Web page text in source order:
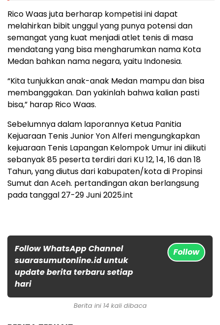
Rico Waas juta berharap kompetisi ini dapat
melahirkan bibit unggul yang punya potensi dan
semangat yang kuat menjadi atlet tenis di masa
mendatang yang bisa mengharumkan nama Kota
Medan bahkan nama negara, yaitu Indonesia.
“Kita tunjukkan anak-anak Medan mampu dan bisa
membanggakan. Dan yakinlah bahwa kalian pasti
bisa,” harap Rico Waas.
Sebelumnya dalam laporannya Ketua Panitia
Kejuaraan Tenis Junior Yon Alferi mengungkapkan
kejuaraan Tenis Lapangan Kelompok Umur ini diikuti
sebanyak 85 peserta terdiri dari KU 12, 14, 16 dan 18
Tahun, yang diutus dari kabupaten/kota di Propinsi
Sumut dan Aceh. pertandingan akan berlangsung
pada tanggal 27-29 Juni 2025.int
Follow WhatsApp Channel
suarasumutonline.id untuk
update berita terbaru setiap
hari
Follow
Berita ini 14 kali dibaca